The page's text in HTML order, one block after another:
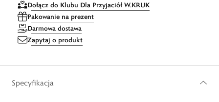
Dołącz do Klubu Dla Przyjaciół W.KRUK
Pakowanie na prezent
Darmowa dostawa
Zapytaj o produkt
Specyfikacja